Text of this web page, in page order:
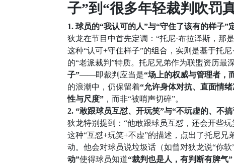
子”到“很多年轻裁判吹罚
1. 球员的“我认可的人”与“守住了该有的样子”
狄龙在节目中首先定调：“托尼·布拉泽斯，
这种“认可+守住样子”的组合，实则是基于托
的“老派裁判”特质。托尼兄弟作为联盟资历最
子”——即裁判应当是“场上的权威与管理者，
的浪潮中，仍保留着“允许身体对抗、直面情
性与尺度” ，而非“被哨声切碎”。
2. “敢跟球员互怼、开玩笑”与“不玩虚的、不
狄龙特别提到：“他敢跟球员互怼，还会开些
这种“互怼+玩笑+不虚”的描述，点出了托尼
动。他会对球员说垃圾话（如曾对狄龙说“你
动”使得球员知道“裁判也是人，有判断有脾气”